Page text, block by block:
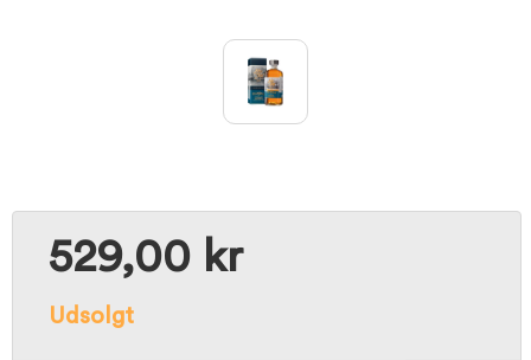
529,00 kr
Udsolgt